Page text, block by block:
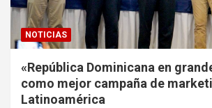
NOTICIAS
«República Dominicana en
como mejor campaña de
Latinoamérica